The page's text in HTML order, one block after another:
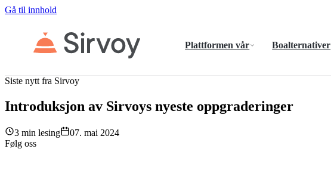
Gå til innhold
Plattformen vår Boalternativer
Siste nytt fra Sirvoy
Introduksjon av Sirvoys nyeste oppgraderinger
3 min lesing
07. mai 2024
Følg oss